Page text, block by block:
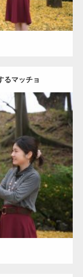
るマッチョ
ッチョ) 上腕三頭筋